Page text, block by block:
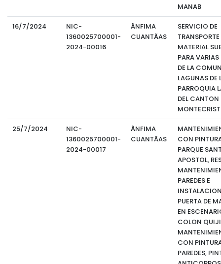
MANAB
16/7/2024
NIC-
1360025700001-
2024-00016
ÃNFIMA
CUANTÃAS
SERVICIO DE
TRANSPORTE
MATERIAL
PARA VARIAS
DE LA
LAGUNAS DE
PARROQUIA
DEL CANTON
25/7/2024
NIC-
1360025700001-
2024-00017
ÃNFIMA
CUANTÃAS
CON
PARQUE
APOSTOL,
PAREDES E
PUERTA DE
EN
COLON
CON
PAREDES,